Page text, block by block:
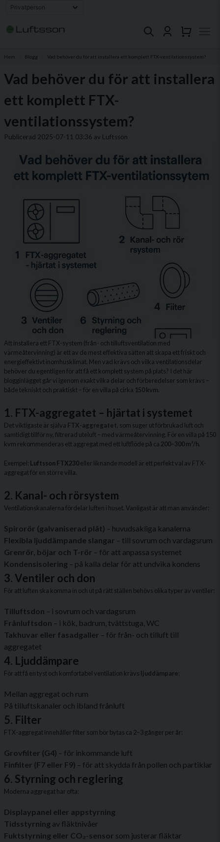
Hem Blogg Vad behöver du för att installera ett komplett FTX-ventilationssystem?
Vad behöver du för att installera
ett komplett FTX-
ventilationssystem?
Publicerad 2025-07-11 03:36 av Luftsson
Att installera ett FTX-system (från- och tilluftsventilation med
värmeåtervinning) är ett av de mest effektiva sätten att skapa ett friskt och
energieffektivt inomhusklimat. Men vad krävs och vilka ventilationsdelar
behöver du egentligen för att få ett komplett system på plats? I det här
blogginlägget går vi igenom exakt vilka delar och förberedelser som krävs –
både tekniskt och praktiskt – för en villa på cirka 150 kvm.
1. FTX-aggregatet – hjärtat i systemet
Det viktigaste är själva FTX-aggregatet , som suger ut förbrukad luft och
samtidigt tillför ny, filtrerad uteluft – med värmeåtervinning. För en villa på 150
kvm rekommenderas ett aggregat med ett luftflöde på ca 200–300 m³/h.
Exempel: Luftsson FTX230eller liknande modell är ett perfekt val av FTX-
aggregat för en större villa.
2. Kanal- och rörsystem
Ventilationskanalerna fördelar luften i huset. Vanligast är att man använder:
Spirorör (galvaniserad plåt) – huvudsakliga kanalerna
Flexibla ljuddämpande slangar – till sovrum och vardagsrum
Grenrör, böjar och T-rör – för att anpassa systemet
Kondensisolering – på kalla delar för att undvika kondens
3. Ventiler och don
För att luften ska komma in och ut på rätt ställen behövs olika typer av ventiler:
Tilluftsdon – i sovrum och vardagsrum
Frånluftsdon – i kök, badrum, tvättstuga, WC
Takhuvar eller fasadgaller – för från- och tilluft till
aggregatet
4. Ljuddämpare
För att få en tyst och komfortabel ventilation krävs ljuddämpare:
Mellan aggregat och rum
På tilluftskanaler och ibland frånluft
5. Filter
FTX-aggregat innehåller filter som bör bytas ca 2–3 gånger per år:
Grovfilter (G4) – för inkommande luft
Finfilter (F7 eller F9) – för att skydda från pollen och partiklar
6. Styrning och reglering
Moderna aggregat har ofta:
Displaypanel eller appstyrning
Tidsstyrning av fläktnivåer
Fuktstyrning eller CO₂-sensor som justerar fläktar